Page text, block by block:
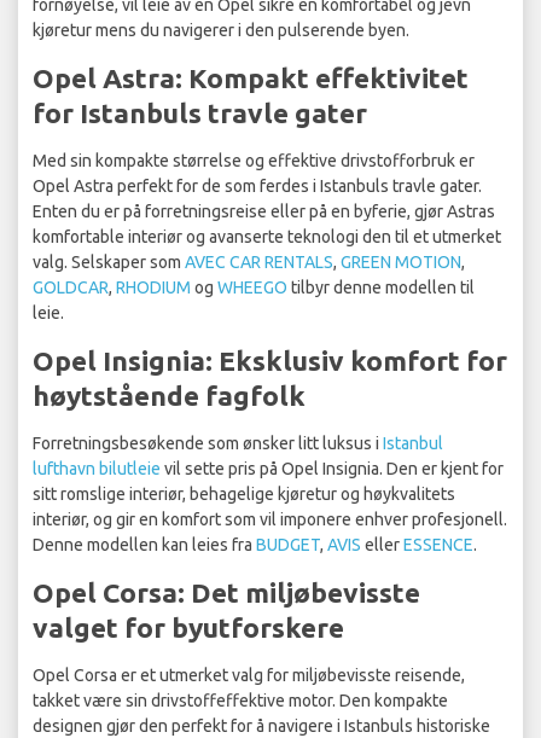
fornøyelse, vil leie av en Opel sikre en komfortabel og jevn
kjøretur mens du navigerer i den pulserende byen.
Opel Astra: Kompakt effektivitet
for Istanbuls travle gater
Med sin kompakte størrelse og effektive drivstofforbruk er
Opel Astra perfekt for de som ferdes i Istanbuls travle gater.
Enten du er på forretningsreise eller på en byferie, gjør Astras
komfortable interiør og avanserte teknologi den til et utmerket
valg. Selskaper som AVEC CAR RENTALS, GREEN MOTION,
GOLDCAR, RHODIUM og WHEEGO tilbyr denne modellen til
leie.
Opel Insignia: Eksklusiv komfort for
høytstående fagfolk
Forretningsbesøkende som ønsker litt luksus i Istanbul
lufthavn bilutleie vil sette pris på Opel Insignia. Den er kjent for
sitt romslige interiør, behagelige kjøretur og høykvalitets
interiør, og gir en komfort som vil imponere enhver profesjonell.
Denne modellen kan leies fra BUDGET, AVIS ellerESSENCE.
Opel Corsa: Det miljøbevisste
valget for byutforskere
Opel Corsa er et utmerket valg for miljøbevisste reisende,
takket være sin drivstoffeffektive motor. Den kompakte
designen gjør den perfekt for å navigere i Istanbuls historiske